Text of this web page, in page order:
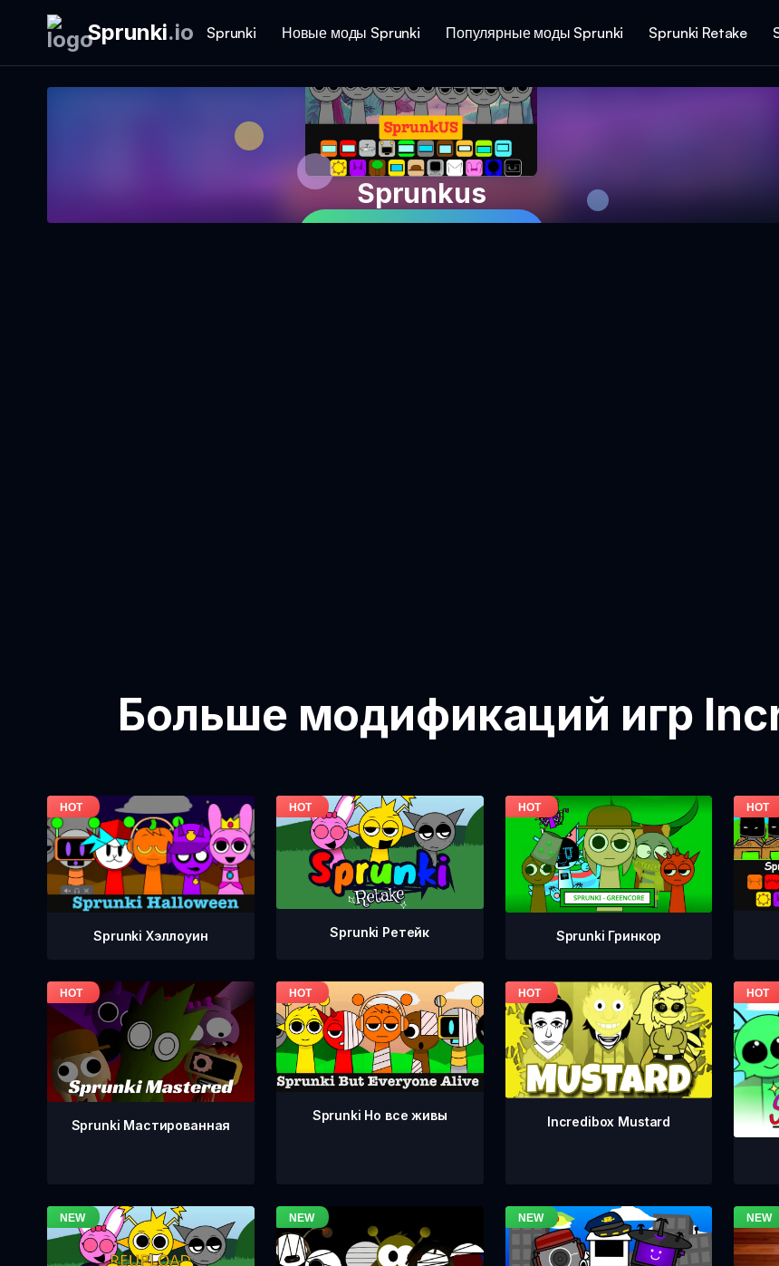
Sprunki.io Sprunki Новые моды Sprunki Популярные моды Sprunki Sprunki Retake
Sprunkus
Больше модификаций игр
Sprunki Хэллоуин Sprunki Ретейк Sprunki Гринкор
Sprunki Мастированная
Sprunki Но все живы Incredibox Mustard